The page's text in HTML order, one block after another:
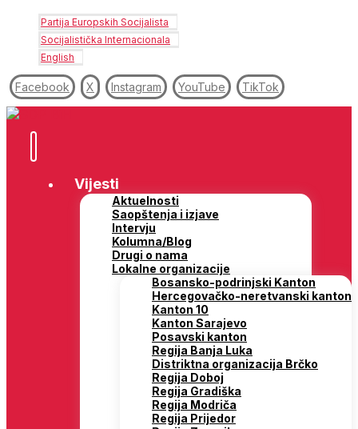
Partija Europskih Socijalista
Socijalistička Internacionala
English
Facebook X Instagram YouTube TikTok
Vijesti
Aktuelnosti
Saopštenja i izjave
Intervju
Kolumna/Blog
Drugi o nama
Lokalne organizacije
Bosansko-podrinjski Kanton
Hercegovačko-neretvanski kanton
Kanton 10
Kanton Sarajevo
Posavski kanton
Regija Banja Luka
Distriktna organizacija Brčko
Regija Doboj
Regija Gradiška
Regija Modriča
Regija Prijedor